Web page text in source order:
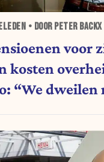
• DOOR PETER BACKX
voor
kosten
“We dweilen